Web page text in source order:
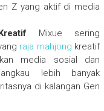
Z yang aktif di media
Mixue sering
raja mahjong kreatif
media sosial dan
lebih banyak
di kalangan Gen